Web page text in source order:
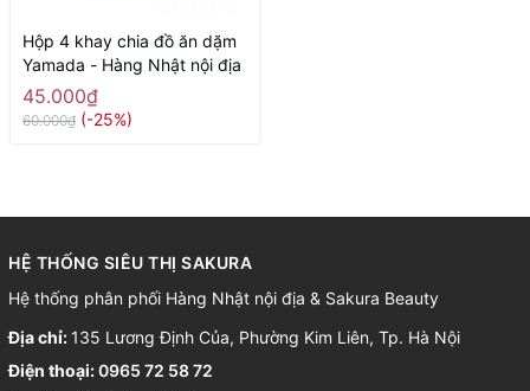
Hộp 4 khay chia đồ ăn dặm
Yamada - Hàng Nhật nội địa
45.000₫
60.000₫ (-25%)
HỆ THỐNG SIÊU THỊ SAKURA
Hệ thống phân phối Hàng Nhật nội địa & Sakura Beauty
Địa chỉ: 135 Lương Định Của, Phường Kim Liên, Tp. Hà Nội
Điện thoại:0965 72 58 72